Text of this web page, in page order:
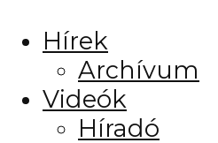
Hírek
Archívum
Videók
Híradó